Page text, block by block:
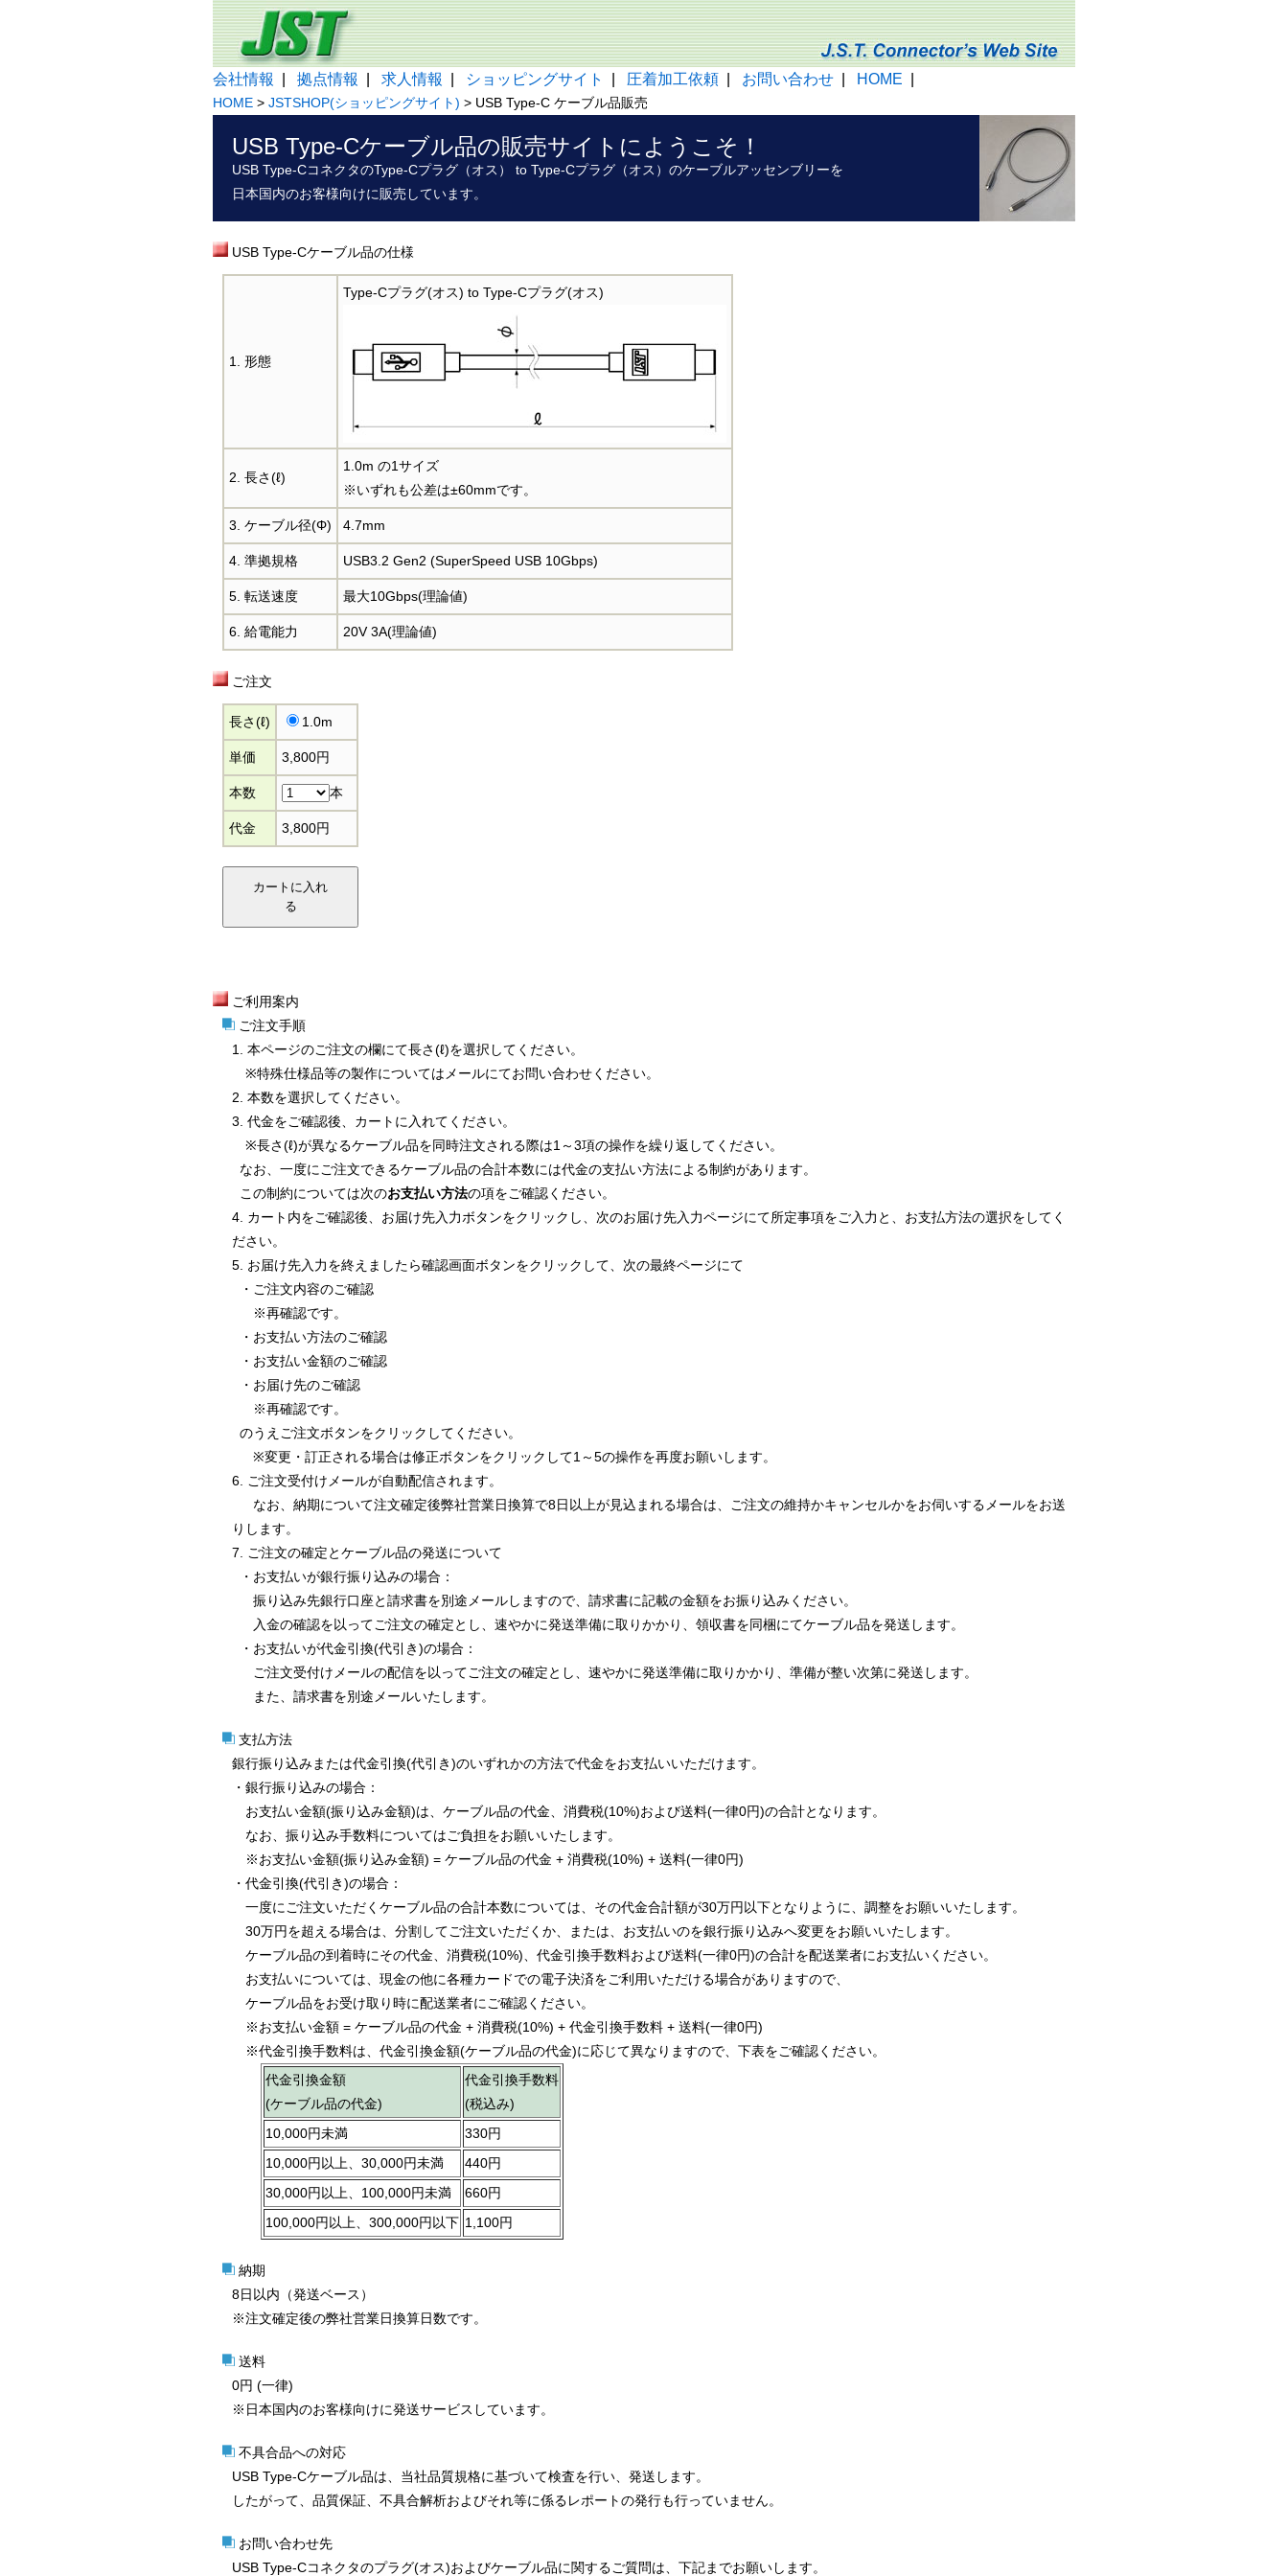
会社情報 拠点情報 求人情報 ショッピングサイト 圧着加工依頼 お問い合わせ HOME
HOME > JSTSHOP(ショッピングサイト) > USB Type-C ケーブル品販売
USB Type-Cケーブル品の販売サイトにようこそ！
USB Type-CコネクタのType-Cプラグ（オス） to Type-Cプラグ（オス）のケーブルアッセンブリーを
日本国内のお客様向けに販売しています。
USB Type-Cケーブル品の仕様
1. 形態
Type-Cプラグ(オス) to Type-Cプラグ(オス)
2. 長さ(ℓ)
1.0m の1サイズ
※いずれも公差は±60mmです。
3. ケーブル径(Φ) 4.7mm
4. 準拠規格 USB3.2 Gen2 (SuperSpeed USB 10Gbps)
5. 転送速度 最大10Gbps(理論値)
6. 給電能力 20V 3A(理論値)
ご注文
長さ(ℓ) 1.0m
単価 3,800円
本数 本
代金 3,800円
カートに入れ
る
ご利用案内
ご注文手順
1. 本ページのご注文の欄にて長さ(ℓ)を選択してください。
※特殊仕様品等の製作についてはメールにてお問い合わせください。
2. 本数を選択してください。
3. 代金をご確認後、カートに入れてください。
※長さ(ℓ)が異なるケーブル品を同時注文される際は1～3項の操作を繰り返してください。
なお、一度にご注文できるケーブル品の合計本数には代金の支払い方法による制約があります。
この制約については次のお支払い方法の項をご確認ください。
4. カート内をご確認後、お届け先入力ボタンをクリックし、次のお届け先入力ページにて所定事項をご入力と、お支払方法の選択をしてく
ださい。
5. お届け先入力を終えましたら確認画面ボタンをクリックして、次の最終ページにて
・ご注文内容のご確認
※再確認です。
・お支払い方法のご確認
・お支払い金額のご確認
・お届け先のご確認
※再確認です。
のうえご注文ボタンをクリックしてください。
※変更・訂正される場合は修正ボタンをクリックして1～5の操作を再度お願いします。
6. ご注文受付けメールが自動配信されます。
なお、納期について注文確定後弊社営業日換算で8日以上が見込まれる場合は、ご注文の維持かキャンセルかをお伺いするメールをお送
りします。
7. ご注文の確定とケーブル品の発送について
・お支払いが銀行振り込みの場合：
振り込み先銀行口座と請求書を別途メールしますので、請求書に記載の金額をお振り込みください。
入金の確認を以ってご注文の確定とし、速やかに発送準備に取りかかり、領収書を同梱にてケーブル品を発送します。
・お支払いが代金引換(代引き)の場合：
ご注文受付けメールの配信を以ってご注文の確定とし、速やかに発送準備に取りかかり、準備が整い次第に発送します。
また、請求書を別途メールいたします。
支払方法
銀行振り込みまたは代金引換(代引き)のいずれかの方法で代金をお支払いいただけます。
・銀行振り込みの場合：
お支払い金額(振り込み金額)は、ケーブル品の代金、消費税(10%)および送料(一律0円)の合計となります。
なお、振り込み手数料についてはご負担をお願いいたします。
※お支払い金額(振り込み金額) = ケーブル品の代金 + 消費税(10%) + 送料(一律0円)
・代金引換(代引き)の場合：
一度にご注文いただくケーブル品の合計本数については、その代金合計額が30万円以下となりように、調整をお願いいたします。
30万円を超える場合は、分割してご注文いただくか、または、お支払いのを銀行振り込みへ変更をお願いいたします。
ケーブル品の到着時にその代金、消費税(10%)、代金引換手数料および送料(一律0円)の合計を配送業者にお支払いください。
お支払いについては、現金の他に各種カードでの電子決済をご利用いただける場合がありますので、
ケーブル品をお受け取り時に配送業者にご確認ください。
※お支払い金額 = ケーブル品の代金 + 消費税(10%) + 代金引換手数料 + 送料(一律0円)
※代金引換手数料は、代金引換金額(ケーブル品の代金)に応じて異なりますので、下表をご確認ください。
代金引換金額
(ケーブル品の代金)
代金引換手数料
(税込み)
10,000円未満
330円
10,000円以上、30,000円未満
440円
30,000円以上、100,000円未満
660円
100,000円以上、300,000円以下 1,100円
納期
8日以内（発送ベース）
※注文確定後の弊社営業日換算日数です。
送料
0円 (一律)
※日本国内のお客様向けに発送サービスしています。
不具合品への対応
USB Type-Cケーブル品は、当社品質規格に基づいて検査を行い、発送します。
したがって、品質保証、不具合解析およびそれ等に係るレポートの発行も行っていません。
お問い合わせ先
USB Type-Cコネクタのプラグ(オス)およびケーブル品に関するご質問は、下記までお願いします。